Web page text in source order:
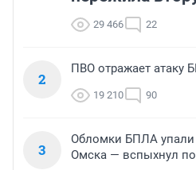
29 466 22
2
ПВО отражает атаку
19 210 90
3
Обломки БПЛА упали
Омска — вспыхнул